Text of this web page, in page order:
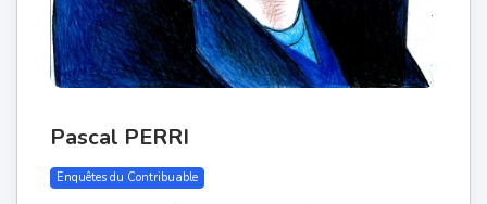
Pascal PERRI
Enquêtes du Contribuable